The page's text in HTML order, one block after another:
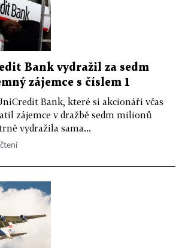
Bank vydražil za sedm
zájemce s číslem 1
Bank, které si akcionáři včas
zájemce v dražbě sedm milionů
vydražila sama...